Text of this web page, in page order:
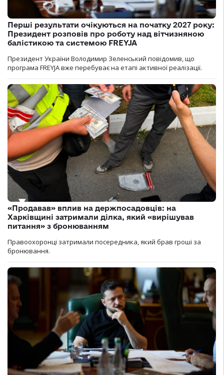
Перші результати очікуються на початку 2027 року:
Президент розповів про роботу над вітчизняною
балістикою та системою FREYJA
Президент України Володимир Зеленський повідомив, що
програма FREYJA вже перебуває на етапі активної реалізації.
«Продавав» вплив на держпосадовців: на
Харківщині затримали ділка, який «вирішував
питання» з бронюванням
Правоохоронці затримали посередника, який брав гроші за
бронювання.